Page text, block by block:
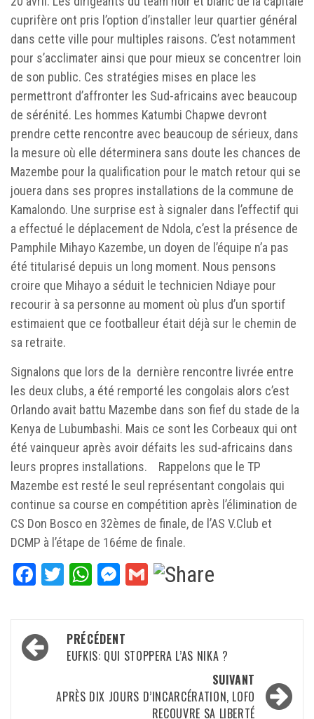
cuprifère ont pris l’option d’installer leur quartier général
dans cette ville pour multiples raisons. C’est notamment
pour s’acclimater ainsi que pour mieux se concentrer loin
de son public. Ces stratégies mises en place les
permettront d’affronter les Sud-africains avec beaucoup
de sérénité. Les hommes Katumbi Chapwe devront
prendre cette rencontre avec beaucoup de sérieux, dans
la mesure où elle déterminera sans doute les chances de
Mazembe pour la qualification pour le match retour qui se
jouera dans ses propres installations de la commune de
Kamalondo. Une surprise est à signaler dans l’effectif qui
a effectué le déplacement de Ndola, c’est la présence de
Pamphile Mihayo Kazembe, un doyen de l’équipe n’a pas
été titularisé depuis un long moment. Nous pensons
croire que Mihayo a séduit le technicien Ndiaye pour
recourir à sa personne au moment où plus d’un sportif
estimaient que ce footballeur était déjà sur le chemin de
sa retraite.
Signalons que lors de la dernière rencontre livrée entre
les deux clubs, a été remporté les congolais alors c’est
Orlando avait battu Mazembe dans son fief du stade de la
Kenya de Lubumbashi. Mais ce sont les Corbeaux qui ont
été vainqueur après avoir défaits les sud-africains dans
leurs propres installations. Rappelons que le TP
Mazembe est resté le seul représentant congolais qui
continue sa course en compétition après l’élimination de
CS Don Bosco en 32èmes de finale, de l’AS V.Club et
DCMP à l’étape de 16éme de finale.
Facebook
TwitterWhatsApp
Messenger
Gmail
Navigation
d’article
PRÉCÉDENT
EUFKIS: QUI STOPPERA L’AS NIKA ?
SUIVANT
APRÈS DIX JOURS D’INCARCÉRATION, LOFO
RECOUVRE SA LIBERTÉ